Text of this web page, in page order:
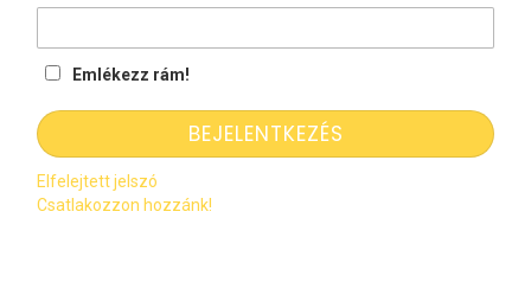
Emlékezz rám!
Elfelejtett jelszó
Csatlakozzon hozzánk!